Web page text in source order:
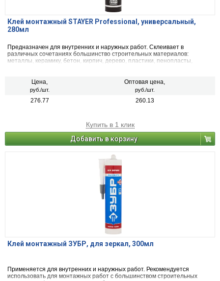
Клей монтажный STAYER Professional, универсальный,
280мл
Предназначен для внутренних и наружных работ. Склеивает в
различных сочетаниях большинство строительных материалов:
металлы, керамику, бетон, кирпич, дерево, пластики, пенопласты,
керамической плитки и др.
Цена,
руб./шт.
Оптовая цена,
руб./шт.
276.77 260.13
Купить в 1 клик
Добавить в корзину
Клей монтажный ЗУБР, для зеркал, 300мл
Применяется для внутренних и наружных работ. Рекомендуется
использовать для монтажных работ с большинством строительных